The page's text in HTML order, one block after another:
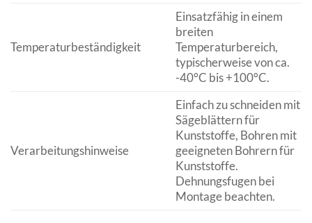
Temperaturbeständigkeit
Einsatzfähig in einem
breiten
Temperaturbereich,
typischerweise von ca.
-40°C bis +100°C.
Verarbeitungshinweise
Einfach zu schneiden mit
Sägeblättern für
Kunststoffe, Bohren mit
geeigneten Bohrern für
Kunststoffe.
Dehnungsfugen bei
Montage beachten.